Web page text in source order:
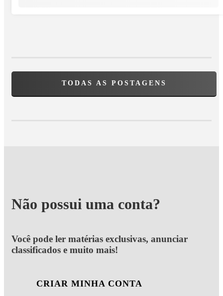
TODAS AS POSTAGENS
Não possui uma conta?
Você pode ler matérias exclusivas, anunciar
classificados e muito mais!
CRIAR MINHA CONTA